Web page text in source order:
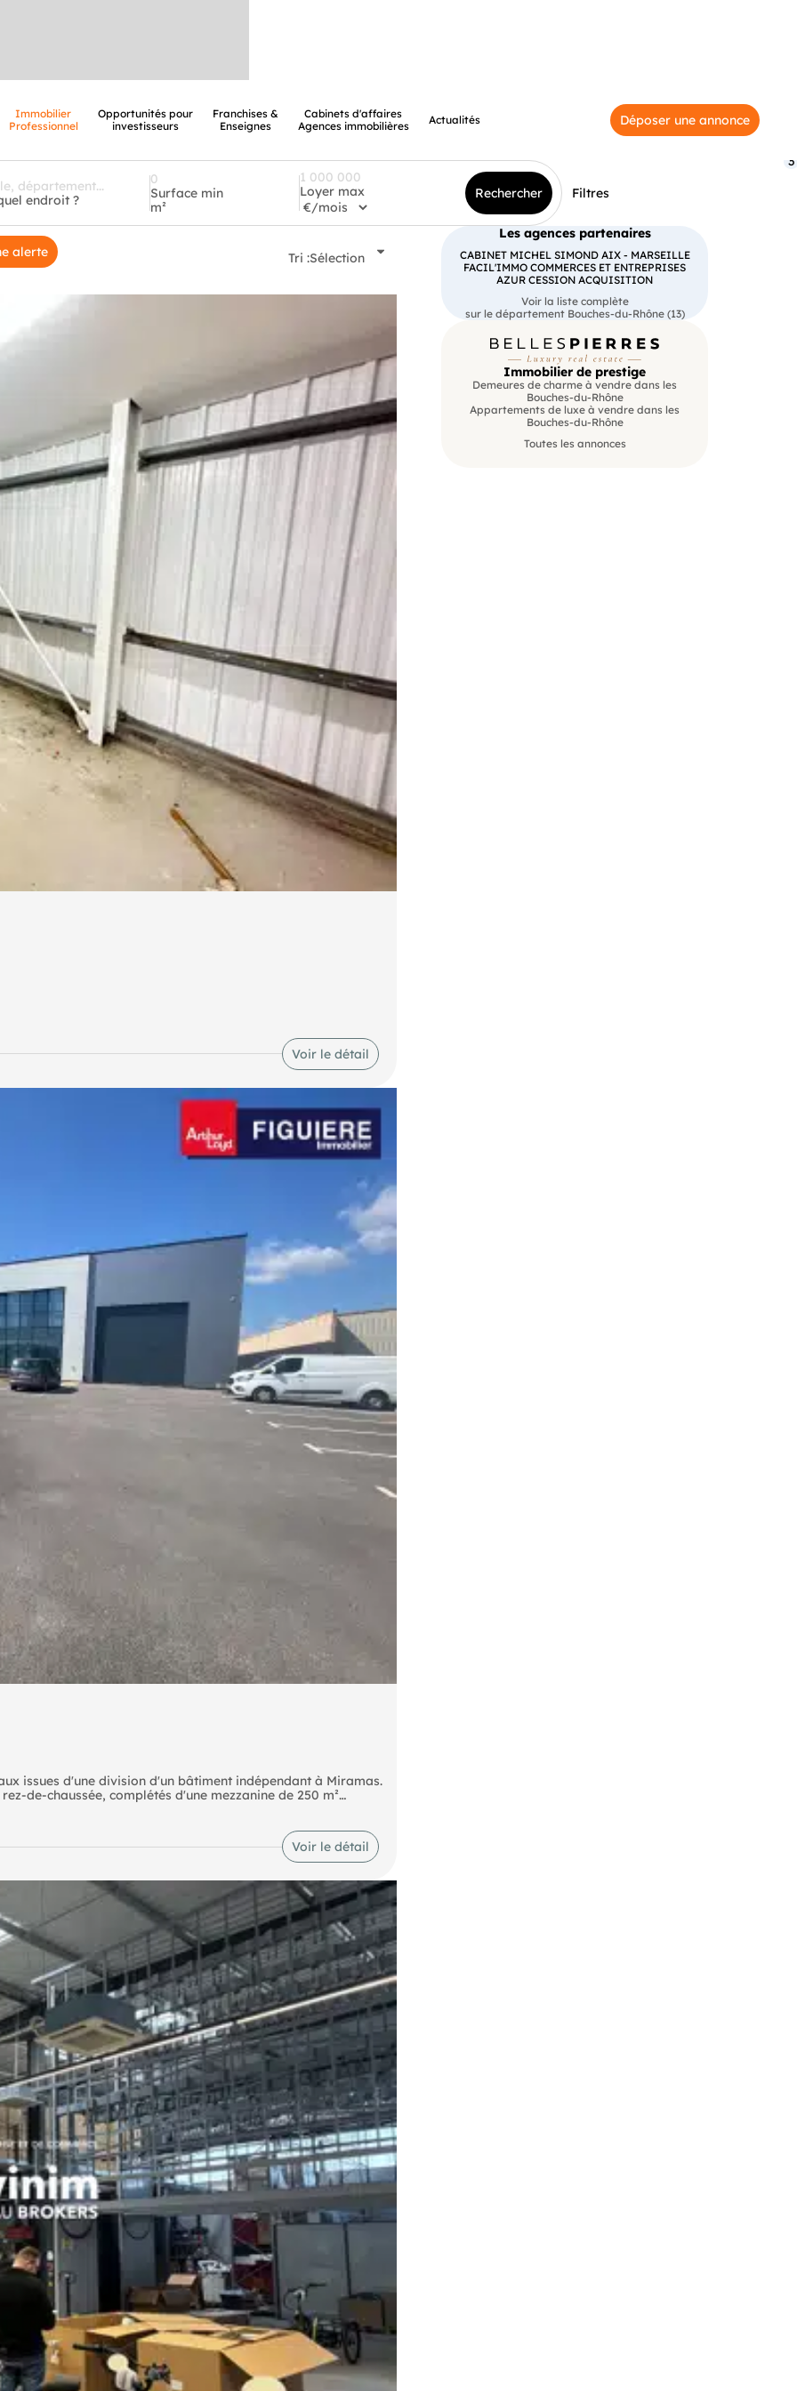
Immobilier
Professionnel
Opportunités pour
investisseurs
Franchises &
Enseignes
Cabinets d'affaires
Agences immobilières
Actualités Déposer une annonce
endroit ?
Surface min
m²
Loyer max Rechercher Filtres
3
alerte Tri :Sélection
sont parfaits pour du stockage à court ou long terme.
8 délivrée par la - Saint Nazaire. . -SMABTP - 89 rue de la
000 euros pour G. Assurance responsabilité civile
réf : 456490 - Le professionnel garantit et sécurise votre
Voir le détail
issues d'une division d'un bâtiment indépendant à Miramas.
de-chaussée, complétés d'une mezzanine de 250 m²
minimale de 7 m et d'une porte sectionnelle
la surface totale. Possibilité de louer uniquement la partie
SNCF Aix TGV 35 mins Bus lignes 1 et 591
Voir le détail
Les agences partenaires
CABINET MICHEL SIMOND AIX - MARSEILLE
FACIL'IMMO COMMERCES ET ENTREPRISES
AZUR CESSION ACQUISITION
Voir la liste complète
sur le département Bouches-du-Rhône (13)
Immobilier de prestige
Demeures de charme à vendre dans les
Bouches-du-Rhône
Appartements de luxe à vendre dans les
Bouches-du-Rhône
Toutes les annonces